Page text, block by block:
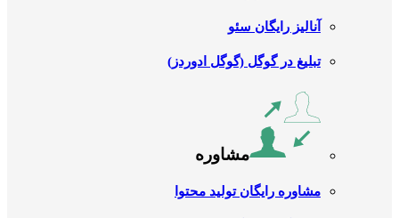
آنالیز رایگان سئو
تبلیغ در گوگل (گوگل ادوردز)
مشاوره
مشاوره رایگان تولید محتوا